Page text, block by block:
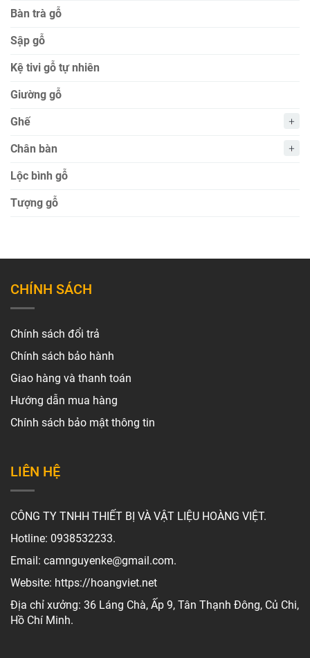
Bàn trà gỗ
Sập gỗ
Kệ tivi gỗ tự nhiên
Giường gỗ
Ghế
Chân bàn
Lộc bình gỗ
Tượng gỗ
CHÍNH SÁCH
Chính sách đổi trả
Chính sách bảo hành
Giao hàng và thanh toán
Hướng dẫn mua hàng
Chính sách bảo mật thông tin
LIÊN HỆ
CÔNG TY TNHH THIẾT BỊ VÀ VẬT LIỆU HOÀNG VIỆT.
Hotline: 0938532233.
Email: camnguyenke@gmail.com.
Website: https://hoangviet.net
Địa chỉ xưởng: 36 Láng Chà, Ấp 9, Tân Thạnh Đông, Củ Chi,
Hồ Chí Minh.